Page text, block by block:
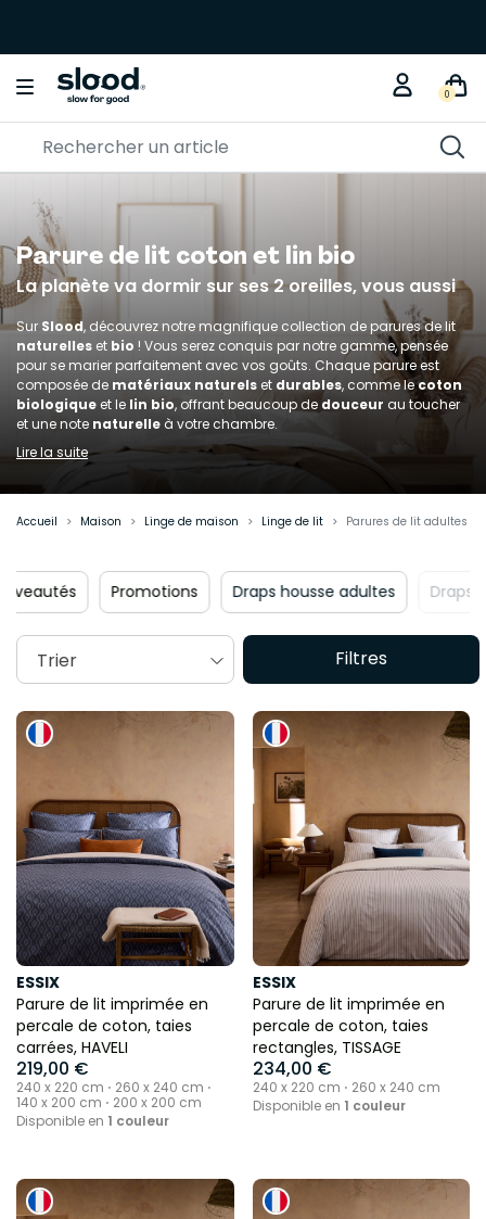
0
Parure de lit coton et lin bio
La planète va dormir sur ses 2 oreilles, vous aussi
Sur Slood, découvrez notre magnifique collection de parures de lit
naturelles et bio ! Vous serez conquis par notre gamme, pensée
pour se marier parfaitement avec vos goûts. Chaque parure est
composée de matériaux naturelset durables, comme lecoton
biologique et le lin bio, offrant beaucoup de douceur au toucher
et une note naturelle à votre chambre.
Lire la suite
Accueil Maison Linge de maison Linge de lit Parures de lit adultes
Promotions Draps housse adultes Draps plats adultes
Filtres
Trier
ESSIX
Parure de lit imprimée en
percale de coton, taies
carrées, HAVELI
219,00 €
240 x 220 cm ⋅ 260 x 240 cm ⋅
140 x 200 cm ⋅ 200 x 200 cm
Disponible en 1 couleur
ESSIX
Parure de lit imprimée en
percale de coton, taies
rectangles, TISSAGE
234,00 €
240 x 220 cm ⋅ 260 x 240 cm
Disponible en 1 couleur